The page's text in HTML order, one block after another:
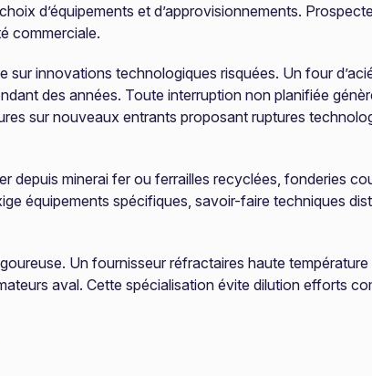
d’équipements et d’approvisionnements.
commerciale.
innovations technologiques risquées. Un four
des années. Toute interruption non planifiée
sur nouveaux entrants proposant ruptures
depuis minerai fer ou ferrailles recyclées, fonderies
équipements spécifiques, savoir-faire techniques
Un fournisseur réfractaires haute
aval. Cette spécialisation évite dilution efforts